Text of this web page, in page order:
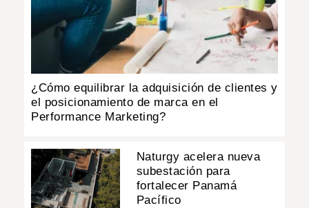
¿Cómo equilibrar la adquisición de clientes y
el posicionamiento de marca en el
Performance Marketing?
Naturgy acelera nueva
subestación para
fortalecer Panamá
Pacífico